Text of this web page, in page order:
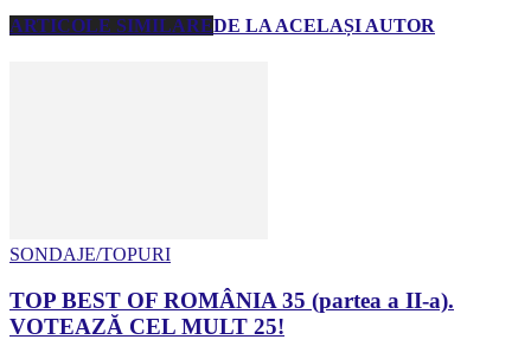
ARTICOLE SIMILAREDE LA ACELAȘI AUTOR
SONDAJE/TOPURI
TOP BEST OF ROMÂNIA 35 (partea a II-a).
VOTEAZĂ CEL MULT 25!